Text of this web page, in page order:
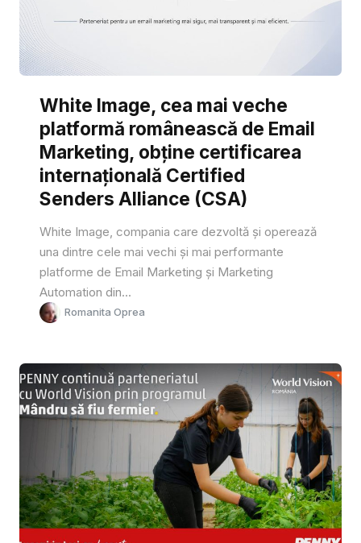
White Image, cea mai veche
platformă românească de Email
Marketing, obține certificarea
internațională Certified
Senders Alliance (CSA)
White Image, compania care dezvoltă și operează
una dintre cele mai vechi și mai performante
platforme de Email Marketing și Marketing
Automation din...
Romanita Oprea